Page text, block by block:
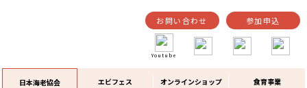
日本海老協会 エビフェス オンラインショップ 食育事業
お問い合わせ 参加申込
Youtube